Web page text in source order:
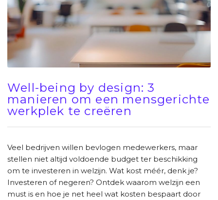
Well-being by design: 3
manieren om een mensgerichte
werkplek te creëren
Veel bedrijven willen bevlogen medewerkers, maar
stellen niet altijd voldoende budget ter beschikking
om te investeren in welzijn. Wat kost méér, denk je?
Investeren of negeren? Ontdek waarom welzijn een
must is en hoe je net heel wat kosten bespaart door